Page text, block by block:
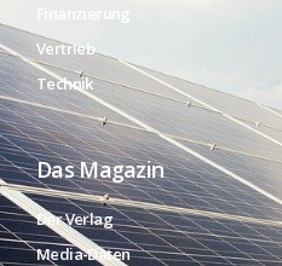
Finanzierung
Vertrieb
Technik
Das Magazin
Der Verlag
Media-Daten